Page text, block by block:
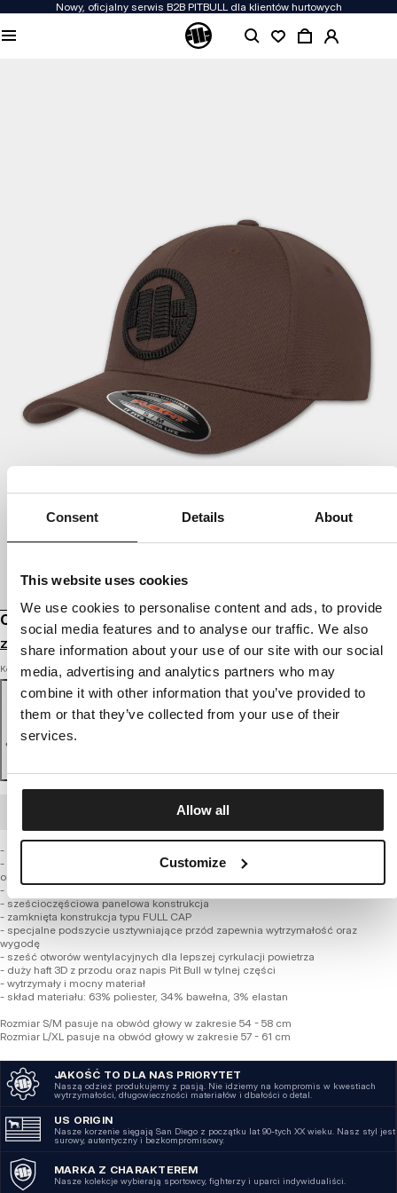
Consent Details About
This website uses cookies
We use cookies to personalise content and ads, to provide
social media features and to analyse our traffic. We also
share information about your use of our site with our social
media, advertising and analytics partners who may
combine it with other information that you’ve provided to
them or that they’ve collected from your use of their
services.
Allow all
Customize
Nowy, oficjalny serwis B2B PITBULL dla klientów hurtowych
CZAPKA FULL CAP 3D LOGO
Zaloguj się by zobaczyć ceny
Kolor: brown
- klasyczny uniwersalny fason
- specjalna technologia FLEXFIT z elastyczną taśmą zapewnia wytrzymałość
oraz wysoki komfort noszenia
- zagięty daszek dla lepszego dopasowania
- sześcioczęściowa panelowa konstrukcja
- zamknięta konstrukcja typu FULL CAP
- specjalne podszycie usztywniające przód zapewnia wytrzymałość oraz
wygodę
- sześć otworów wentylacyjnych dla lepszej cyrkulacji powietrza
- duży haft 3D z przodu oraz napis Pit Bull w tylnej części
- wytrzymały i mocny materiał
- skład materiału: 63% poliester, 34% bawełna, 3% elastan
Rozmiar S/M pasuje na obwód głowy w zakresie 54 - 58 cm
Rozmiar L/XL pasuje na obwód głowy w zakresie 57 - 61 cm
JAKOŚĆ TO DLA NAS PRIORYTET
Naszą odzież produkujemy z pasją. Nie idziemy na kompromis w kwestiach
wytrzymałości, długowieczności materiałów i dbałości o detal.
US ORIGIN
Nasze korzenie sięgają San Diego z początku lat 90-tych XX wieku. Nasz styl jest
surowy, autentyczny i bezkompromisowy.
MARKA Z CHARAKTEREM
Nasze kolekcje wybierają sportowcy, fighterzy i uparci indywidualiści.